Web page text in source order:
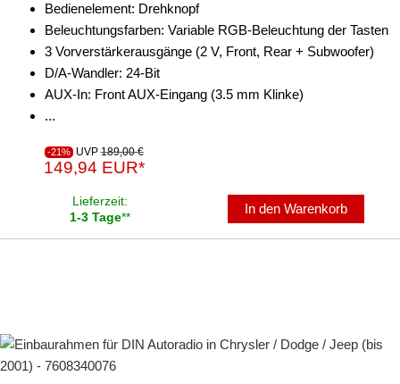
Bedienelement: Drehknopf
Beleuchtungsfarben: Variable RGB-Beleuchtung der Tasten
3 Vorverstärkerausgänge (2 V, Front, Rear + Subwoofer)
D/A-Wandler: 24-Bit
AUX-In: Front AUX-Eingang (3.5 mm Klinke)
...
-21% UVP 189,00 €
149,94 EUR*
Lieferzeit:
1-3 Tage**
In den Warenkorb